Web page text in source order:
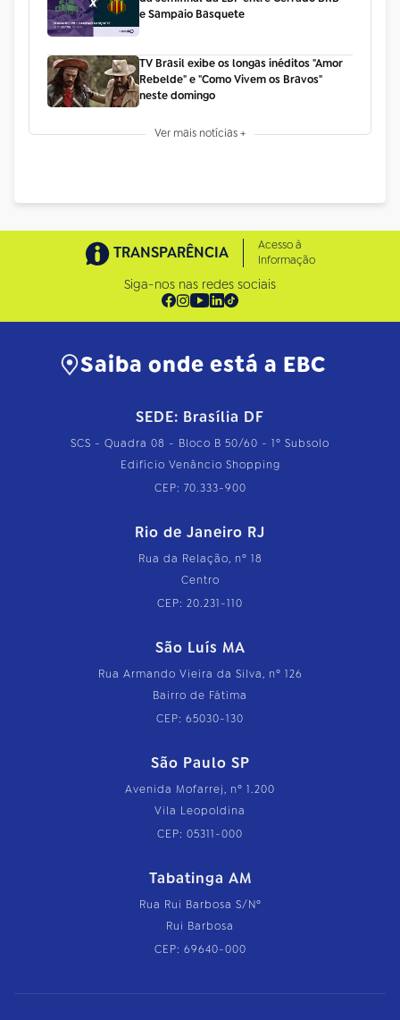
e Sampaio Basquete
TV Brasil exibe os longas inéditos "Amor
Rebelde" e "Como Vivem os Bravos"
neste domingo
Ver mais notícias +
TRANSPARÊNCIA
Acesso à
Informação
Siga-nos nas redes sociais
Saiba onde está a EBC
SEDE: Brasília DF
SCS - Quadra 08 - Bloco B 50/60 - 1º Subsolo
Edifício Venâncio Shopping
CEP: 70.333-900
Rio de Janeiro RJ
Rua da Relação, nº 18
Centro
CEP: 20.231-110
São Luís MA
Rua Armando Vieira da Silva, nº 126
Bairro de Fátima
CEP: 65030-130
São Paulo SP
Avenida Mofarrej, nº 1.200
Vila Leopoldina
CEP: 05311-000
Tabatinga AM
Rua Rui Barbosa S/Nº
Rui Barbosa
CEP: 69640-000